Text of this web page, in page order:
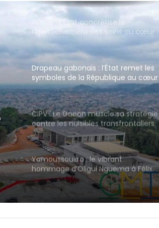
Drapeau gabonais : l’État remet les
symboles de la République au cœur
des civismes
CIPV : Le Gabon muscle sa stratégie
contre les nuisibles transfrontaliers
Yamoussoukro : le vibrant
hommage d’Oligui Nguema à Félix
Houphouët-Boigny
Gabon : le gouvernement peaufine
les derniers préparatifs des fêtes
nationales d’août
Gabon : Libreville hôte de l’Atelier